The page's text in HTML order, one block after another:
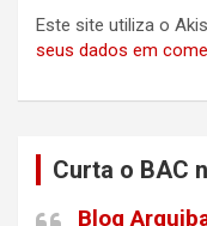
Este site utiliza o
seus dados em
Curta o BAC
Blog